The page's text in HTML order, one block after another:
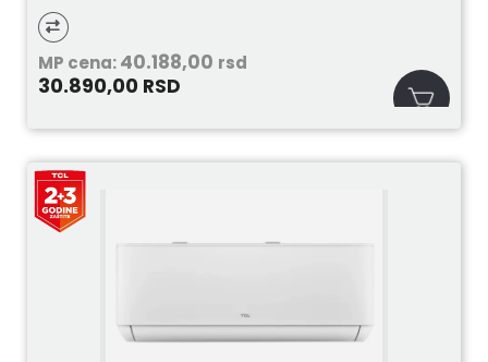
MP cena:40.188,00 rsd
30.890,00 RSD